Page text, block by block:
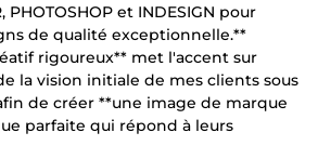
PHOTOSHOP et INDESIGN pour
de qualité exceptionnelle.**
rigoureux** met l'accent sur
la vision initiale de mes clients sous
de créer **une image de marque
parfaite qui répond à leurs